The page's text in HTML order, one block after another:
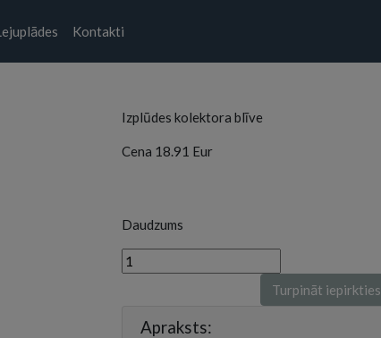
Kontakti
Izplūdes kolektora blīve
Cena 18.91 Eur
Daudzums
Turpināt iepirkties
Apraksts: